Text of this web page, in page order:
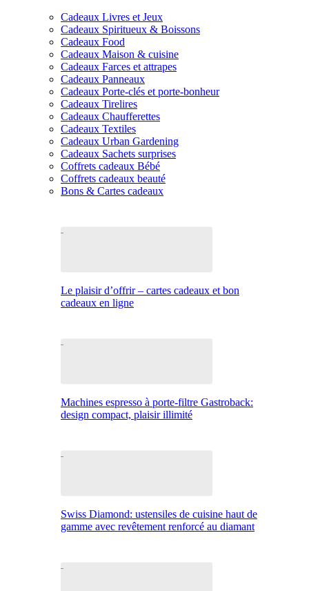
Cadeaux Livres et Jeux
Cadeaux Spiritueux & Boissons
Cadeaux Food
Cadeaux Maison & cuisine
Cadeaux Farces et attrapes
Cadeaux Panneaux
Cadeaux Porte-clés et porte-bonheur
Cadeaux Tirelires
Cadeaux Chaufferettes
Cadeaux Textiles
Cadeaux Urban Gardening
Cadeaux Sachets surprises
Coffrets cadeaux Bébé
Coffrets cadeaux beauté
Bons & Cartes cadeaux
Le plaisir d’offrir – cartes cadeaux et bon
cadeaux en ligne
Machines espresso à porte-filtre Gastroback:
design compact, plaisir illimité
Swiss Diamond: ustensiles de cuisine haut de
gamme avec revêtement renforcé au diamant